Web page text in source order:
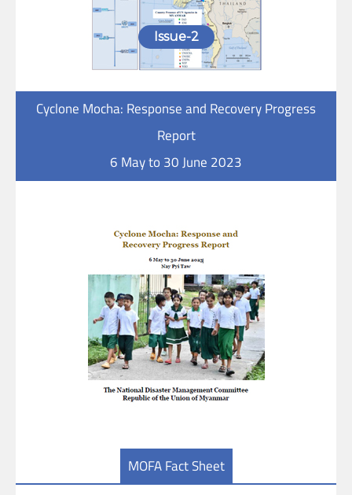
Issue-2
Cyclone Mocha: Response and Recovery Progress
Report
6 May to 30 June 2023
MOFA Fact Sheet